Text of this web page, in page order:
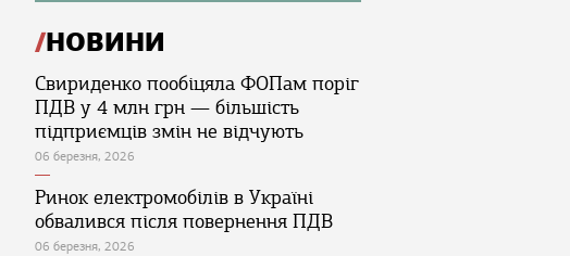
НОВИНИ
Свириденко пообіцяла ФОПам поріг
ПДВ у 4 млн грн — більшість
підприємців змін не відчують
06 березня, 2026
Ринок електромобілів в Україні
обвалився після повернення ПДВ
06 березня, 2026